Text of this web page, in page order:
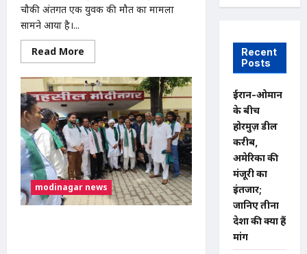
चौकी अंतर्गत एक युवक की मौत का मामला
सामने आया है।...
Read More
more
गाजियाबाद
में
युवक
की
मौत:
खेत
में
ले
जाकर
बेरहमी
से
पिटाई
का
आरोप,
modinagar news
Recent
Posts
ईरान-ओमान
के बीच
होरमुज़ डील
करीब,
अमेरिका की
मंजूरी का
इंतजार;
जानिए तीनों
देशों की क्या हैं
मांगें